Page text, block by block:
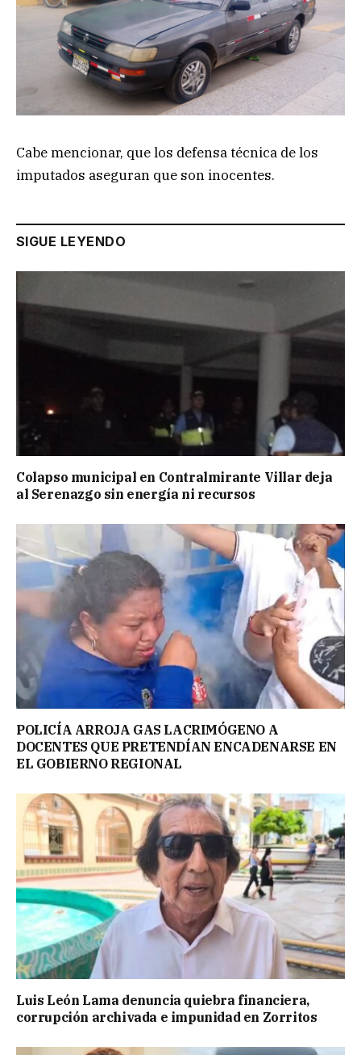
Cabe mencionar, que los defensa técnica de los
imputados aseguran que son inocentes.
SIGUE LEYENDO
Colapso municipal en Contralmirante Villar deja
al Serenazgo sin energía ni recursos
POLICÍA ARROJA GAS LACRIMÓGENO A
DOCENTES QUE PRETENDÍAN ENCADENARSE EN
EL GOBIERNO REGIONAL
Luis León Lama denuncia quiebra financiera,
corrupción archivada e impunidad en Zorritos